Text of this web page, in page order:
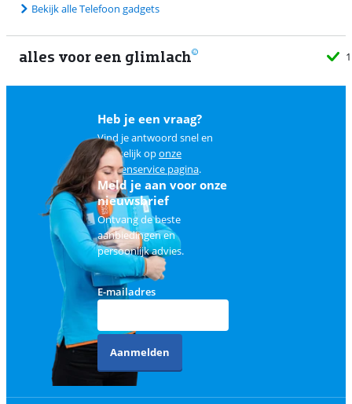
Bekijk alle Telefoon gadgets
alles voor een glimlach
Heb je een vraag?
Vind je antwoord snel en
makkelijk oponze
klantenservice pagina.
Meld je aan voor onze
nieuwsbrief
Ontvang de beste
aanbiedingen en
persoonlijk advies.
E-mailadres
Aanmelden